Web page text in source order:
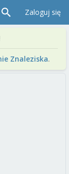
Zaloguj się
Znaleziska.